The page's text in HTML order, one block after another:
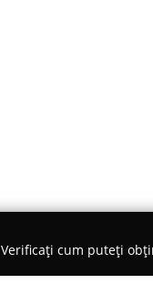
Verificați cum puteți